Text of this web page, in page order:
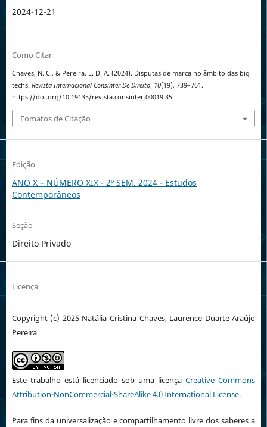
2024-12-21
Como Citar
Chaves, N. C., & Pereira, L. D. A. (2024). Disputas de marca no âmbito das big
techs. Revista Internacional Consinter De Direito, 10(19), 739–761.
https://doi.org/10.19135/revista.consinter.00019.35
Fomatos de Citação
Edição
ANO X – NÚMERO XIX - 2º SEM. 2024 - Estudos
Contemporâneos
Seção
Direito Privado
Licença
Copyright (c) 2025 Natália Cristina Chaves, Laurence Duarte Araújo
Pereira
Este trabalho está licenciado sob uma licençaCreative Commons
Attribution-NonCommercial-ShareAlike 4.0 International License.
Para fins da universalização e compartilhamento livre dos saberes a